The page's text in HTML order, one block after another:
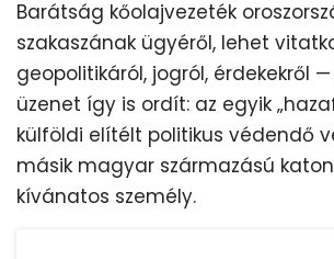
Barátság kőolajvezeték
szakaszának ügyéről, lehet
geopolitikáról, jogról, érdekekről
üzenet így is ordít: az egyik
külföldi elítélt politikus védendő
másik magyar származású
kívánatos személy.